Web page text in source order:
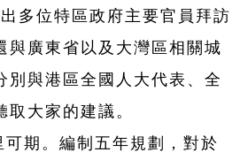
多位特區政府主要官員拜訪
與廣東省以及大灣區相關城
別與港區全國人大代表、全
取大家的建議。
可期。編制五年規劃，對於